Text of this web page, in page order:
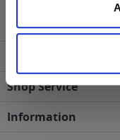
Shop Service
Information